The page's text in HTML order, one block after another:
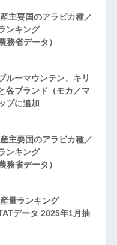
主要国のアラビカ種／
ンキング
務省データ）
ルーマウンテン、キリ
各ブランド（モカ／マ
プに追加
主要国のアラビカ種／
ンキング
務省データ）
量ランキング
データ 2025年1月抽